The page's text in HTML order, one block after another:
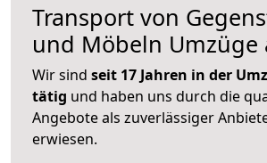
Transport von
und Möbeln Umzüge
Wir sind seit 17 Jahren in der
tätig und haben uns durch die
Angebote als zuverlässiger
erwiesen.